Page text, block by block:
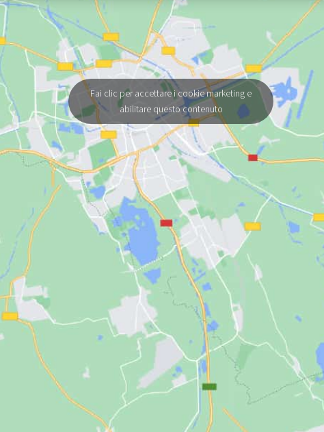
Fai clic per accettare i cookie marketing e
abilitare questo contenuto